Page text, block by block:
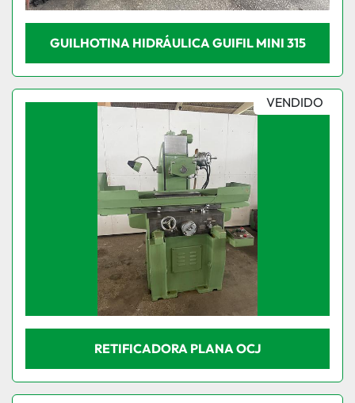
GUILHOTINA HIDRÁULICA GUIFIL MINI 315
VENDIDO
RETIFICADORA PLANA OCJ